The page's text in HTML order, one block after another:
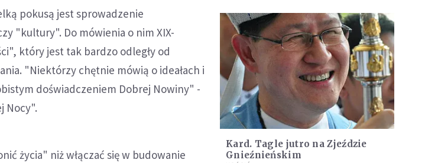
pokusą jest sprowadzenie
"kultury". Do mówienia o nim XIX-
który jest tak bardzo odległy od
"Niektórzy chętnie mówią o ideałach i
doświadczeniem Dobrej Nowiny" -
Nocy".
życia" niż włączać się w budowanie
Kard. Tagle jutro na Zjeździe
Gnieźnieńskim